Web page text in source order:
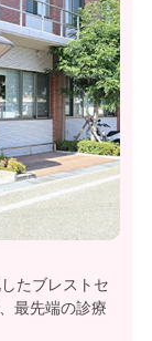
たブレストセ
最先端の診療